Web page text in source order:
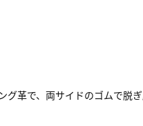
革で、両サイドのゴムで脱ぎ